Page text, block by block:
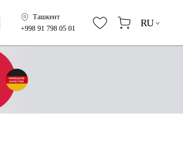
Ташкент
+998 91 798 05 01
RU